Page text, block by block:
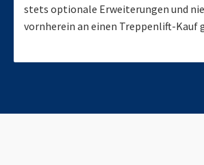
stets optionale Erweiterungen und
vornherein an einen Treppenlift-Kauf